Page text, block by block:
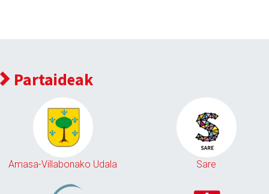
Partaideak
Amasa-Villabonako Udala Sare